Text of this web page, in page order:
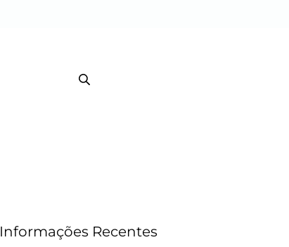
Informações Recentes